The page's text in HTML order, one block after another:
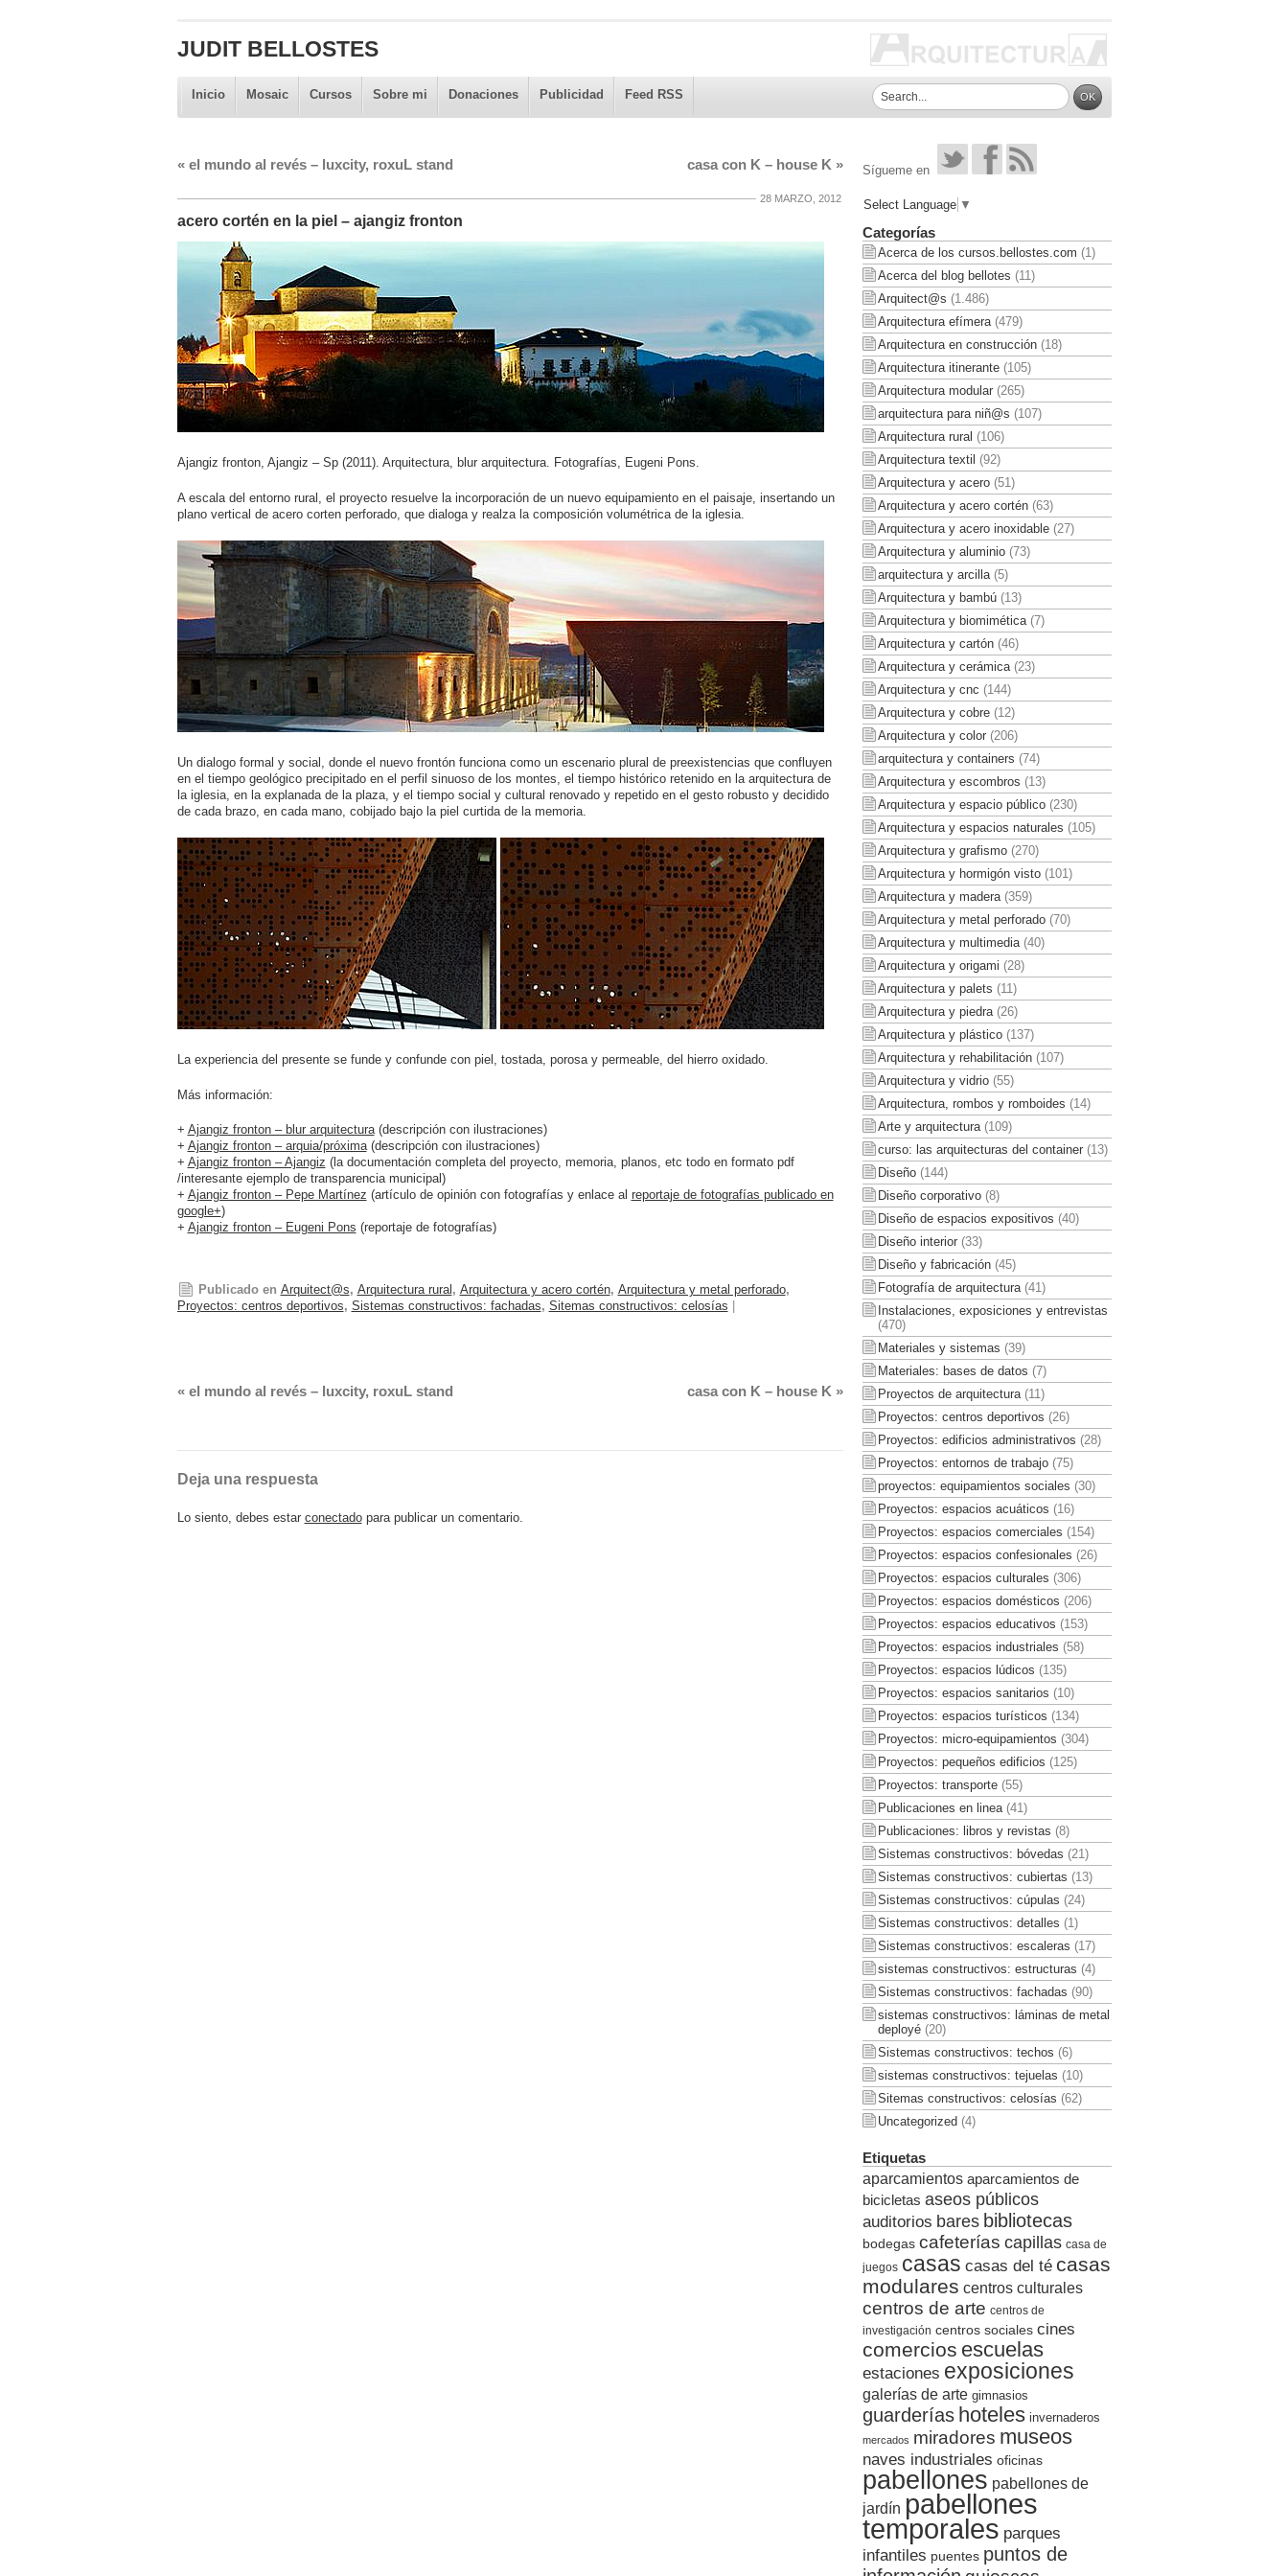
JUDIT BELLOSTES
Inicio Mosaic Cursos Sobre mi Donaciones Publicidad Feed RSS
«el mundo al revés – luxcity, roxuL stand casa con K – house K »
28 MARZO, 2012
acero cortén en la piel – ajangiz fronton
Ajangiz fronton, Ajangiz – Sp (2011). Arquitectura, blur arquitectura. Fotografías, Eugeni Pons.
A escala del entorno rural, el proyecto resuelve la incorporación de un nuevo equipamiento en el paisaje, insertando un
plano vertical de acero corten perforado, que dialoga y realza la composición volumétrica de la iglesia.
Un dialogo formal y social, donde el nuevo frontón funciona como un escenario plural de preexistencias que confluyen
en el tiempo geológico precipitado en el perfil sinuoso de los montes, el tiempo histórico retenido en la arquitectura de
la iglesia, en la explanada de la plaza, y el tiempo social y cultural renovado y repetido en el gesto robusto y decidido
de cada brazo, en cada mano, cobijado bajo la piel curtida de la memoria.
La experiencia del presente se funde y confunde con piel, tostada, porosa y permeable, del hierro oxidado.
Más información:
+ Ajangiz fronton – blur arquitectura(descripción con ilustraciones)
+ Ajangiz fronton – arquia/próxima(descripción con ilustraciones)
+ Ajangiz fronton – Ajangiz (la documentación completa del proyecto, memoria, planos, etc todo en formato pdf
/interesante ejemplo de transparencia municipal)
+ Ajangiz fronton – Pepe Martínez (artículo de opinión con fotografías y enlace al reportaje de fotografías publicado en
google+)
+ Ajangiz fronton – Eugeni Pons (reportaje de fotografías)
Publicado en Arquitect@s, Arquitectura rural, Arquitectura y acero cortén, Arquitectura y metal perforado,
Proyectos: centros deportivos, Sistemas constructivos: fachadas, Sitemas constructivos: celosías |
«el mundo al revés – luxcity, roxuL stand casa con K – house K »
Deja una respuesta
Lo siento, debes estar conectadopara publicar un comentario.
Sígueme en
Select Language ▼
Categorías
Acerca de los cursos.bellostes.com (1)
Acerca del blog bellotes (11)
Arquitect@s (1.486)
Arquitectura efímera(479)
Arquitectura en construcción(18)
Arquitectura itinerante(105)
Arquitectura modular(265)
arquitectura para niñ@s (107)
Arquitectura rural (106)
Arquitectura textil (92)
Arquitectura y acero(51)
Arquitectura y acero cortén(63)
Arquitectura y acero inoxidable(27)
Arquitectura y aluminio(73)
arquitectura y arcilla(5)
Arquitectura y bambú(13)
Arquitectura y biomimética(7)
Arquitectura y cartón(46)
Arquitectura y cerámica(23)
Arquitectura y cnc (144)
Arquitectura y cobre(12)
Arquitectura y color(206)
arquitectura y containers (74)
Arquitectura y escombros (13)
Arquitectura y espacio público(230)
Arquitectura y espacios naturales (105)
Arquitectura y grafismo(270)
Arquitectura y hormigón visto(101)
Arquitectura y madera(359)
Arquitectura y metal perforado(70)
Arquitectura y multimedia(40)
Arquitectura y origami (28)
Arquitectura y palets (11)
Arquitectura y piedra(26)
Arquitectura y plástico(137)
Arquitectura y rehabilitación(107)
Arquitectura y vidrio(55)
Arquitectura, rombos y romboides (14)
Arte y arquitectura(109)
curso: las arquitecturas del container(13)
Diseño(144)
Diseño corporativo(8)
Diseño de espacios expositivos (40)
Diseño interior(33)
Diseño y fabricación(45)
Fotografía de arquitectura(41)
Instalaciones, exposiciones y entrevistas
(470)
Materiales y sistemas (39)
Materiales: bases de datos (7)
Proyectos de arquitectura(11)
Proyectos: centros deportivos (26)
Proyectos: edificios administrativos (28)
Proyectos: entornos de trabajo(75)
proyectos: equipamientos sociales (30)
Proyectos: espacios acuáticos (16)
Proyectos: espacios comerciales (154)
Proyectos: espacios confesionales (26)
Proyectos: espacios culturales (306)
Proyectos: espacios domésticos (206)
Proyectos: espacios educativos (153)
Proyectos: espacios industriales (58)
Proyectos: espacios lúdicos (135)
Proyectos: espacios sanitarios (10)
Proyectos: espacios turísticos (134)
Proyectos: micro-equipamientos (304)
Proyectos: pequeños edificios (125)
Proyectos: transporte(55)
Publicaciones en linea(41)
Publicaciones: libros y revistas (8)
Sistemas constructivos: bóvedas (21)
Sistemas constructivos: cubiertas (13)
Sistemas constructivos: cúpulas (24)
Sistemas constructivos: detalles (1)
Sistemas constructivos: escaleras (17)
sistemas constructivos: estructuras (4)
Sistemas constructivos: fachadas (90)
sistemas constructivos: láminas de metal
deployé(20)
Sistemas constructivos: techos (6)
sistemas constructivos: tejuelas (10)
Sitemas constructivos: celosías (62)
Uncategorized (4)
Etiquetas
aparcamientos aparcamientos de
bicicletas aseos públicos
auditorios bares bibliotecas
bodegas cafeterías capillas casa de
juegos casas casas del té casas
modulares centros culturales
centros de arte centros de
investigación centros sociales cines
comercios escuelas
estaciones exposiciones
galerías de arte gimnasios
guarderías hoteles invernaderos
mercados miradores museos
naves industriales oficinas
pabellones pabellones de
jardín pabellones
temporales parques
infantiles puentes puntos de